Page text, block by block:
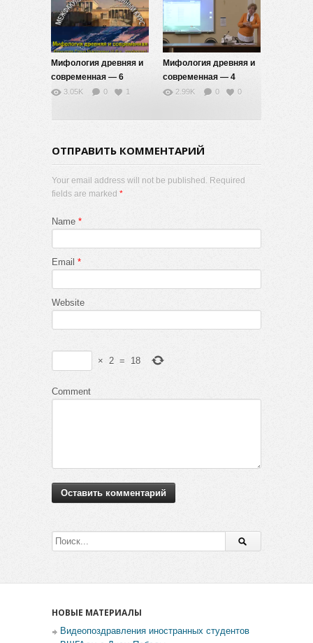
Мифология древняя и
современная — 6
3.05K 0 1
Мифология древняя и
современная — 4
2.99K 0 0
ОТПРАВИТЬ КОММЕНТАРИЙ
Your email address will not be published. Required
fields are marked *
Name *
Email *
Website
× 2 = 18
Comment
НОВЫЕ МАТЕРИАЛЫ
Видеопоздравления иностранных студентов